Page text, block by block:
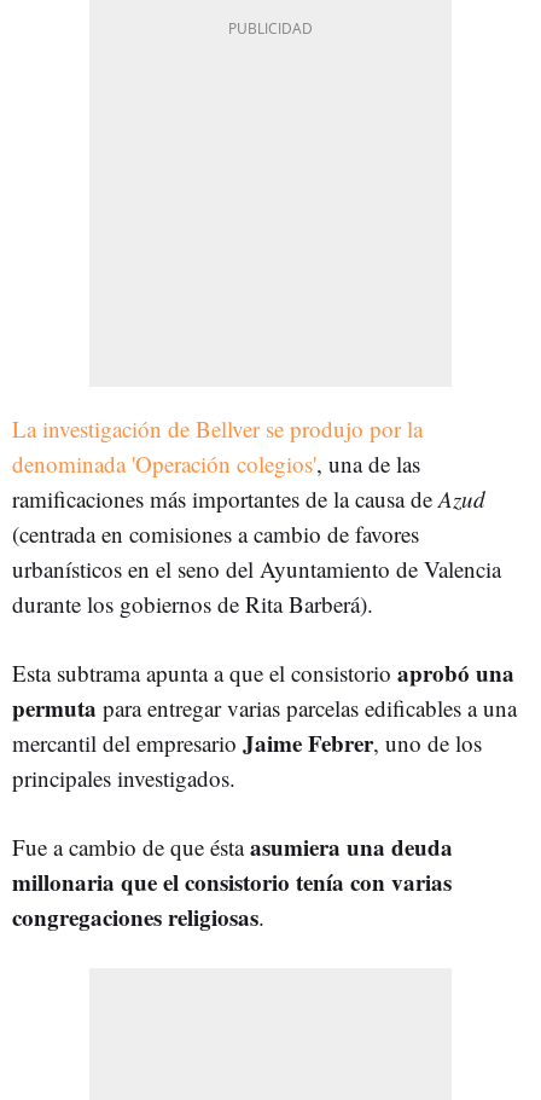
La investigación de Bellver se produjo por la
denominada 'Operación colegios', una de las
ramificaciones más importantes de la causa de Azud
(centrada en comisiones a cambio de favores
urbanísticos en el seno del Ayuntamiento de Valencia
durante los gobiernos de Rita Barberá).
Esta subtrama apunta a que el consistorio aprobó una
permuta para entregar varias parcelas edificables a una
mercantil del empresario Jaime Febrer, uno de los
principales investigados.
Fue a cambio de que éstaasumiera una deuda
millonaria que el consistorio tenía con varias
congregaciones religiosas.